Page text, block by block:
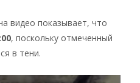
видео показывает, что
, поскольку отмеченный
в тени.